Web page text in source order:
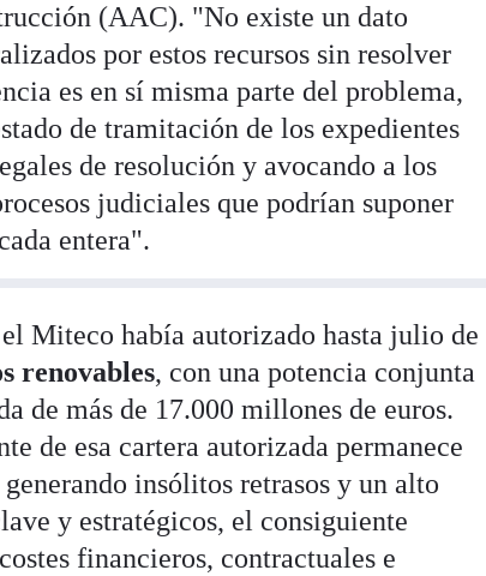
(AAC). "No existe un dato
por estos recursos sin resolver
es en sí misma parte del problema,
de tramitación de los expedientes
de resolución y avocando a los
judiciales que podrían suponer
entera".
Miteco había autorizado hasta julio de
renovables, con una potencia conjunta
de más de 17.000 millones de euros.
de esa cartera autorizada permanece
insólitos retrasos y un alto
y estratégicos, el consiguiente
financieros, contractuales e